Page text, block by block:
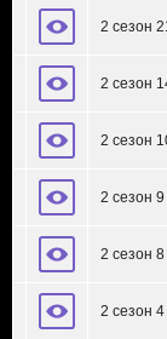
2 сезон
2 сезон
2 сезон
2 сезон
2 сезон
2 сезон